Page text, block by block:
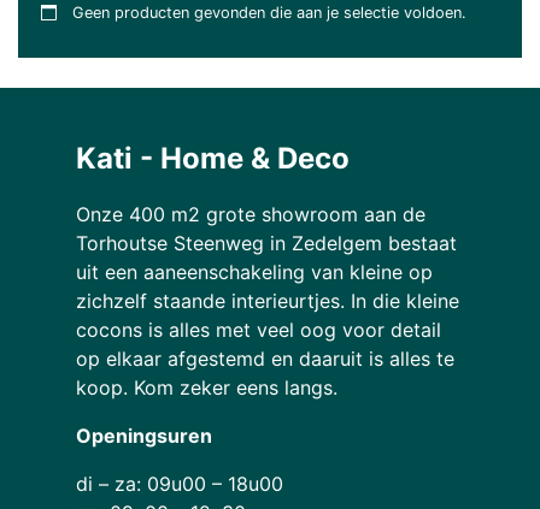
Geen producten gevonden die aan je selectie voldoen.
Kati - Home & Deco
Onze 400 m2 grote showroom aan de
Torhoutse Steenweg in Zedelgem bestaat
uit een aaneenschakeling van kleine op
zichzelf staande interieurtjes. In die kleine
cocons is alles met veel oog voor detail
op elkaar afgestemd en daaruit is alles te
koop. Kom zeker eens langs.
Openingsuren
di – za: 09u00 – 18u00